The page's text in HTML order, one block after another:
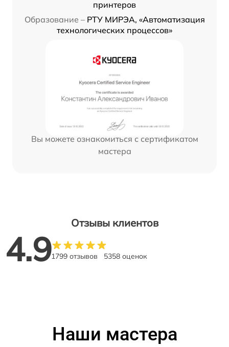
принтеров
Образование – РТУ МИРЭА, «Автоматизация
технологических процессов»
Вы можете ознакомиться с сертификатом
мастера
Отзывы клиентов
4.91799 отзывов 5358 оценок
Наши мастера